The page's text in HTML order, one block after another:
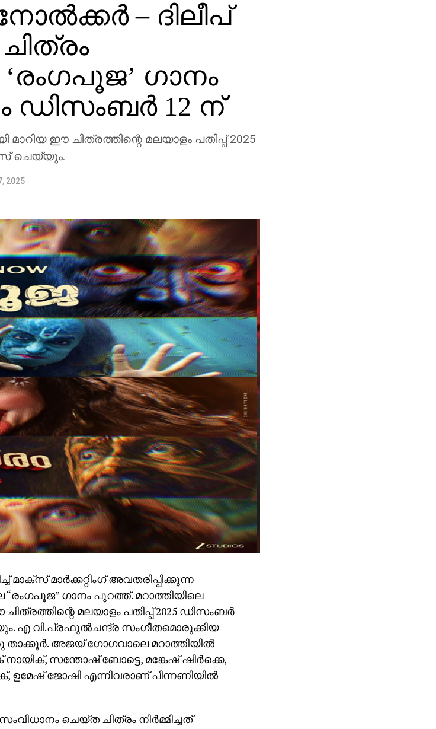
– ദിലീപ്
‘രംഗപൂജ’ ഗാനം
ഡിസംബർ 12 ന്
ഈ ചിത്രത്തിന്റെ മലയാളം പതിപ്പ് 2025
ചെയ്യും.
2025
മാർക്കറ്റിംഗ് അവതരിപ്പിക്കുന്ന
“രംഗപൂജ” ഗാനം പുറത്ത്. മറാത്തിയിലെ
മലയാളം പതിപ്പ് 2025 ഡിസംബർ
എ വി.പ്രഫുൽചന്ദ്ര സംഗീതമൊരുക്കിയ
താക്കൂർ. അജയ് ഗോഗവാലെ മറാത്തിയിൽ
സന്തോഷ് ബോട്ടെ, മങ്കേഷ് ഷിർക്കെ,
ഉമേഷ് ജോഷി എന്നിവരാണ് പിന്നണിയിൽ
ചെയ്ത ചിത്രം നിർമ്മിച്ചത്